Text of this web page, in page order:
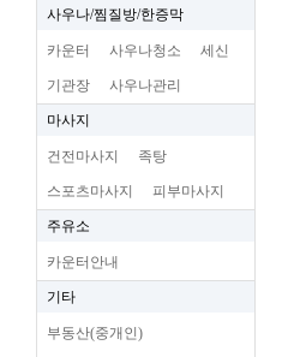
사우나/찜질방/한증막
카운터 사우나청소 세신
기관장 사우나관리
마사지
건전마사지 족탕
스포츠마사지 피부마사지
주유소
카운터안내
기타
부동산(중개인)